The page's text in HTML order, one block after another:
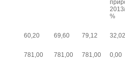
%
60,20 69,60 79,12 32,02
781,00 781,00 781,00 0,00